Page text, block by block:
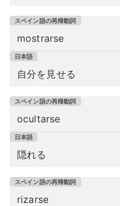
mostrarse
自分を見せる
ocultarse
隠れる
rizarse